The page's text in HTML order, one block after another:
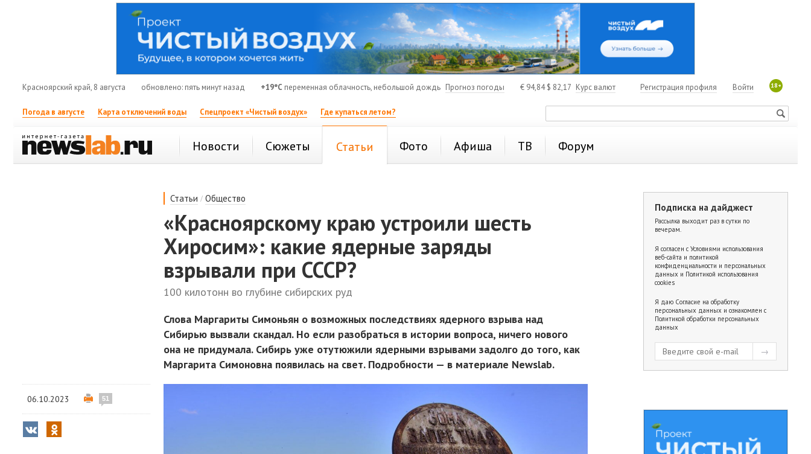
Красноярский край, 8 августа обновлено: пять минут назад +19°C переменная облачность, небольшой дождь Прогноз погоды € 94,84$ 82,17 Курс валют 18+
Войти
Регистрация профиля
Погода в августе Карта отключений воды Спецпроект «Чистый воздух» Где купаться летом?
Новости Сюжеты Статьи Фото Афиша ТВ Форум
Статьи /Общество
«Красноярскому краю устроили шесть
Хиросим»: какие ядерные заряды
взрывали при СССР?
100 килотонн во глубине сибирских руд
Слова Маргариты Симоньян о возможных последствиях ядерного взрыва над
Сибирью вызвали скандал. Но если разобраться в истории вопроса, ничего нового
она не придумала. Сибирь уже отутюжили ядерными взрывами задолго до того, как
Маргарита Симоновна появилась на свет. Подробности — в материале Newslab.
06.10.2023 51
Подписка на дайджест
Рассылка выходит раз в сутки по
вечерам.
Я согласен с Условиями использования
веб-сайта и политикой
конфиденциальности и персональных
данных и Политикой использования
cookies
Я даю Согласие на обработку
персональных данных и ознакомлен с
Политикой обработки персональных
данных